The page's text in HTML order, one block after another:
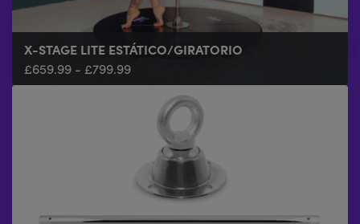
X-STAGE LITE ESTÁTICO/GIRATORIO
£659.99 - £799.99